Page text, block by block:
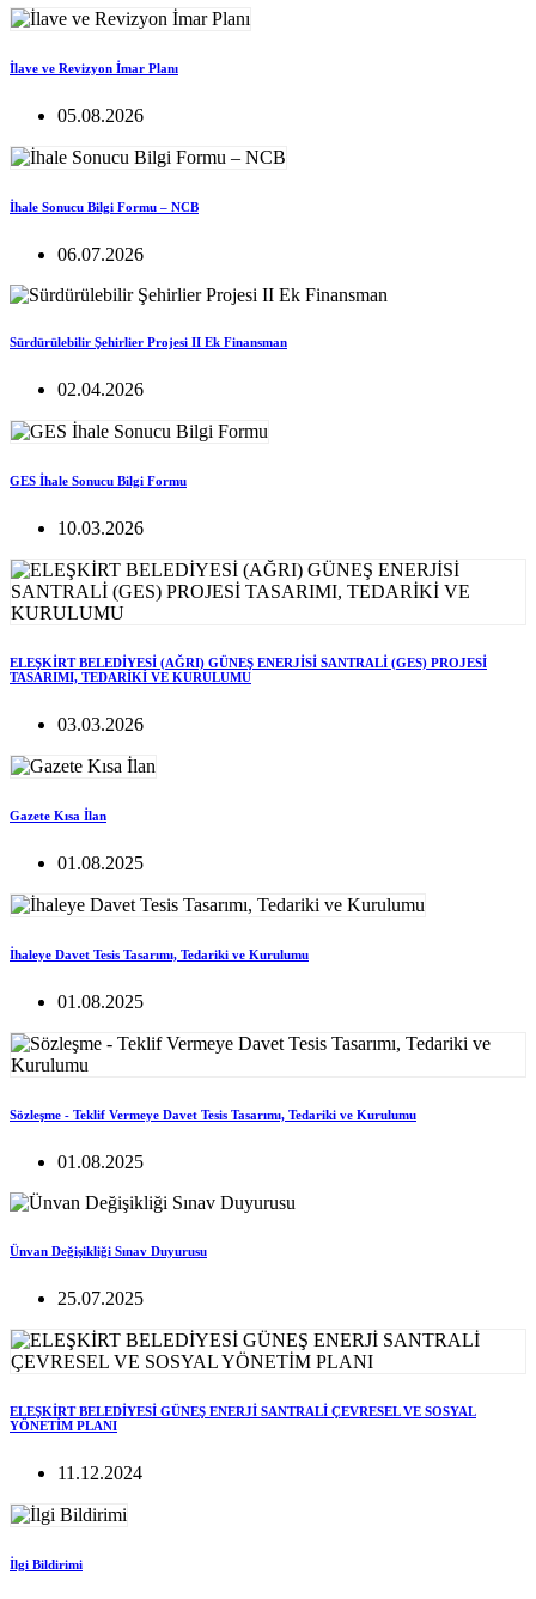
İlave ve Revizyon İmar Planı
05.08.2026
İhale Sonucu Bilgi Formu – NCB
06.07.2026
Sürdürülebilir Şehirlier Projesi II Ek Finansman
02.04.2026
GES İhale Sonucu Bilgi Formu
10.03.2026
ELEŞKİRT BELEDİYESİ (AĞRI) GÜNEŞ ENERJİSİ SANTRALİ (GES) PROJESİ
TASARIMI, TEDARİKİ VE KURULUMU
03.03.2026
Gazete Kısa İlan
01.08.2025
İhaleye Davet Tesis Tasarımı, Tedariki ve Kurulumu
01.08.2025
Sözleşme - Teklif Vermeye Davet Tesis Tasarımı, Tedariki ve Kurulumu
01.08.2025
Ünvan Değişikliği Sınav Duyurusu
25.07.2025
ELEŞKİRT BELEDİYESİ GÜNEŞ ENERJİ SANTRALİ ÇEVRESEL VE SOSYAL
YÖNETİM PLANI
11.12.2024
İlgi Bildirimi